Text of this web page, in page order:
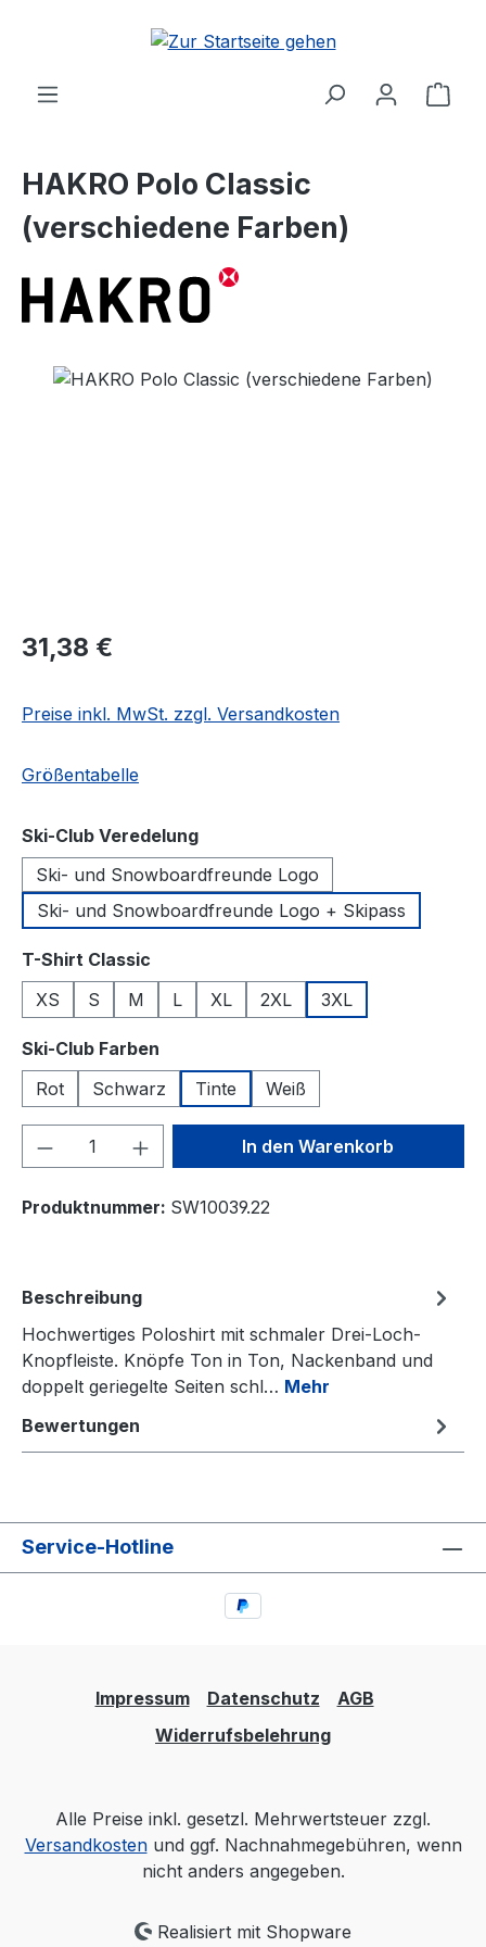
Zum Hauptinhalt springen
HAKRO Polo Classic
(verschiedene Farben)
Bildergalerie überspringen
Regulärer Preis:
31,38 €
Preise inkl. MwSt. zzgl. Versandkosten
Größentabelle
Ski-Club Veredelungauswählen
Ski- und Snowboardfreunde Logo
Ski- und Snowboardfreunde Logo + Skipass
T-Shirt Classic
XS
S M L XL 2XL 3XL
Ski-Club Farben
Rot
Schwarz Tinte Weiß
Produkt Anzahl: Gib denIn den Warenkorb
Produktnummer: SW10039.22
Beschreibung
Hochwertiges Poloshirt mit schmaler Drei-Loch-
Knopfleiste. Knöpfe Ton in Ton, Nackenband und
doppelt geriegelte Seiten schl… Mehr
Bewertungen
Service-Hotline
Impressum Datenschutz
AGB
Widerrufsbelehrung
Alle Preise inkl. gesetzl. Mehrwertsteuer zzgl.
Versandkostenund ggf. Nachnahmegebühren, wenn
nicht anders angegeben.
Realisiert mit Shopware